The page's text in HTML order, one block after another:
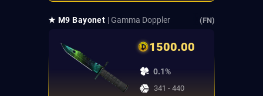
★ M9 Bayonet | Gamma Doppler (FN)
1500.00
0.1%
341 - 440